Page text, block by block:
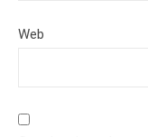
Web